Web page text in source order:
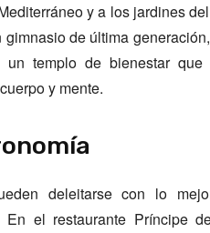
y a los jardines
de última
templo de bienestar que
y mente.
deleitarse con lo
el restaurante Príncipe